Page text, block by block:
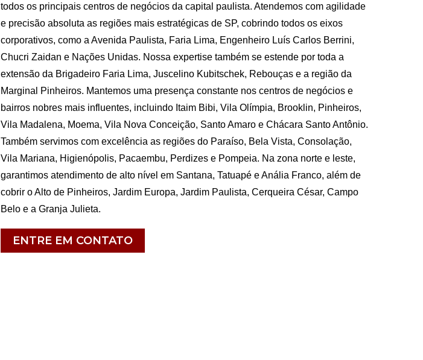
todos os principais centros de negócios da capital paulista. Atendemos com agilidade
e precisão absoluta as regiões mais estratégicas de SP, cobrindo todos os eixos
corporativos, como a Avenida Paulista, Faria Lima, Engenheiro Luís Carlos Berrini,
Chucri Zaidan e Nações Unidas. Nossa expertise também se estende por toda a
extensão da Brigadeiro Faria Lima, Juscelino Kubitschek, Rebouças e a região da
Marginal Pinheiros. Mantemos uma presença constante nos centros de negócios e
bairros nobres mais influentes, incluindo Itaim Bibi, Vila Olímpia, Brooklin, Pinheiros,
Vila Madalena, Moema, Vila Nova Conceição, Santo Amaro e Chácara Santo Antônio.
Também servimos com excelência as regiões do Paraíso, Bela Vista, Consolação,
Vila Mariana, Higienópolis, Pacaembu, Perdizes e Pompeia. Na zona norte e leste,
garantimos atendimento de alto nível em Santana, Tatuapé e Anália Franco, além de
cobrir o Alto de Pinheiros, Jardim Europa, Jardim Paulista, Cerqueira César, Campo
Belo e a Granja Julieta.
ENTRE EM CONTATO